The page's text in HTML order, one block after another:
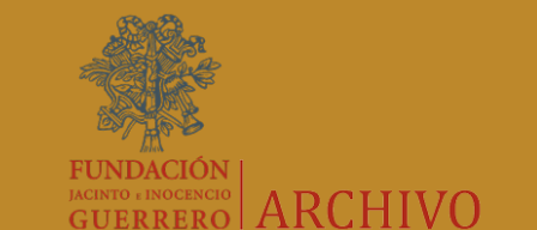
Skip to main content